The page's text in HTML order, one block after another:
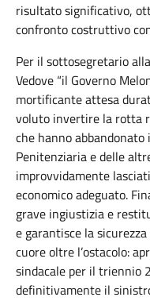
risultato significativo,
confronto costruttivo
Per il sottosegretario
Vedove “il Governo
mortificante attesa
voluto invertire la rotta
che hanno
Penitenziaria e delle
improvvidamente
economico adeguato.
grave ingiustizia e
e garantisce la
cuore oltre l’ostacolo:
sindacale per il triennio
definitivamente il